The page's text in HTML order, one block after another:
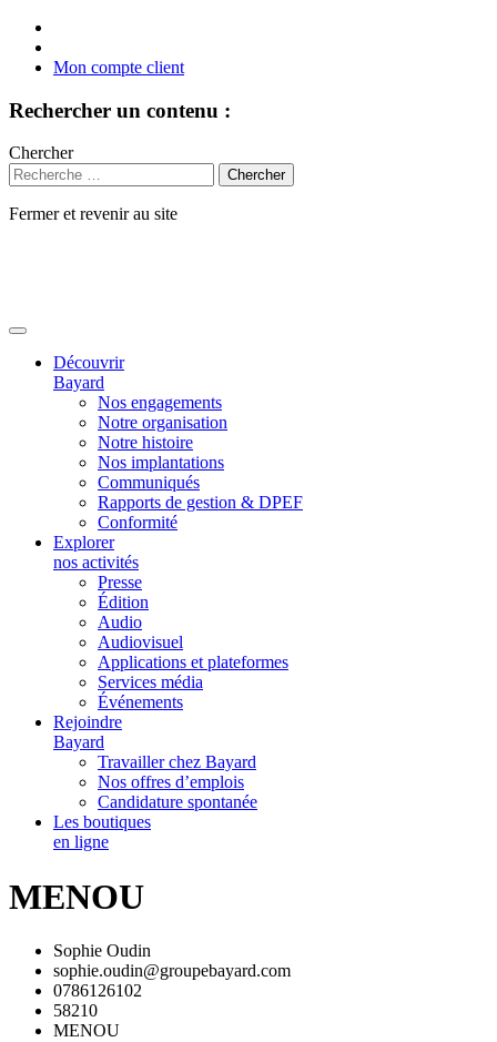
Mon compte client
Rechercher un contenu :
Chercher
Fermer et revenir au site
Découvrir
Bayard
Nos engagements
Notre organisation
Notre histoire
Nos implantations
Communiqués
Rapports de gestion & DPEF
Conformité
Explorer
nos activités
Presse
Édition
Audio
Audiovisuel
Applications et plateformes
Services média
Événements
Rejoindre
Bayard
Travailler chez Bayard
Nos offres d’emplois
Candidature spontanée
Les boutiques
en ligne
MENOU
Sophie Oudin
sophie.oudin@groupebayard.com
0786126102
58210
MENOU